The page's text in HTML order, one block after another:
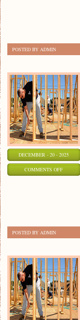
POSTED BY ADMIN
DECEMBER - 20 - 2025
COMMENTS OFFON
POSTED BY ADMIN